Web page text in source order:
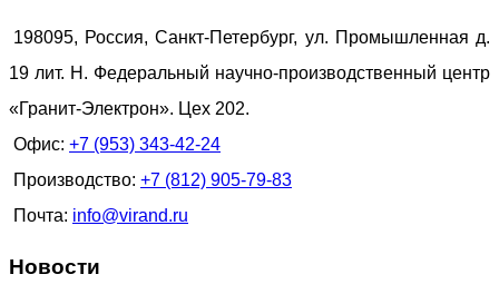
198095, Россия, Санкт-Петербург, ул. Промышленная д.
19 лит. Н. Федеральный научно-производственный центр
«Гранит-Электрон». Цех 202.
Офис: +7 (953) 343-42-24
Производство: +7 (812) 905-79-83
Почта: info@virand.ru
Новости